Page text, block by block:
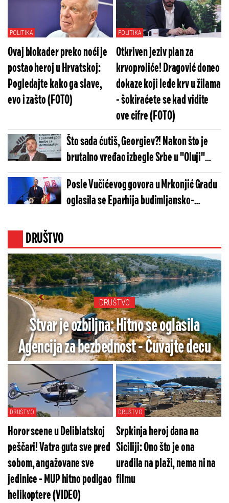
(VIDEO)
POLITIKA
Ovaj blokader preko noći je
postao heroj u Hrvatskoj:
Pogledajte kako ga slave,
evo i zašto (FOTO)
POLITIKA
Otkriven jeziv plan za
krvoproliće! Dragović doneo
dokaze koji lede krv u žilama
- šokiraćete se kad vidite
ove cifre (FOTO)
Što sada ćutiš, Georgiev?! Nakon što je
brutalno vređao izbegle Srbe u "Oluji"
pobegao u mišju rupu (FOTO)
Posle Vučićevog govora u Mrkonjić Gradu
oglasila se Eparhija budimljansko-
DRUŠTVO
DRUŠTVO
Stvar je ozbiljna: Hitno se oglasila
Agencija za bezbednost - Čuvajte decu
DRUŠTVO
Horor scene u Deliblatskoj
peščari! Vatra guta sve pred
sobom, angažovane sve
jedinice - MUP hitno podigao
helikoptere (VIDEO)
DRUŠTVO
Srpkinja heroj dana na
Siciliji: Ono što je ona
uradila na plaži, nema ni na
filmu